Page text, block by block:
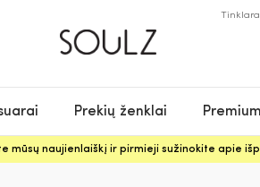
Prekių ženklai Premium
mūsų naujienlaiškį ir pirmieji sužinokite apie